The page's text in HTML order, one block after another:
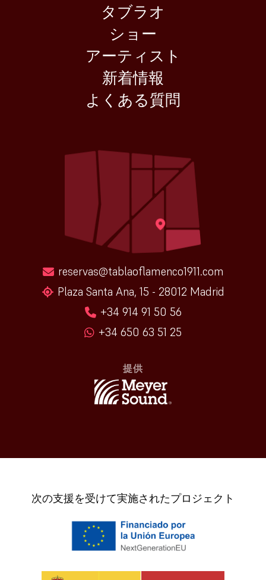
タブラオ
ショー
アーティスト
新着情報
よくある質問
reservas@tablaoflamenco1911.com
Plaza Santa Ana, 15 - 28012 Madrid
+34 914 91 50 56
+34 650 63 51 25
提供
次の支援を受けて実施されたプロジェクト